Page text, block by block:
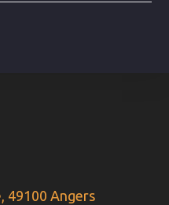
49100 Angers